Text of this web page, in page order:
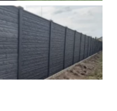
Rots motief antraciet